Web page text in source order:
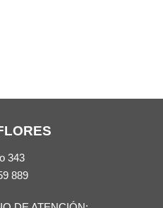
343
889